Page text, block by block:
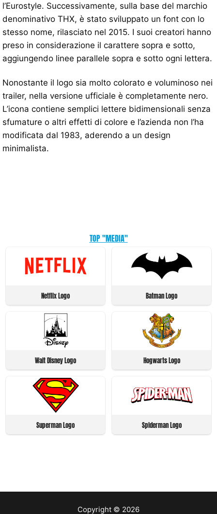
l’Eurostyle. Successivamente, sulla base del marchio
denominativo THX, è stato sviluppato un font con lo
stesso nome, rilasciato nel 2015. I suoi creatori hanno
preso in considerazione il carattere sopra e sotto,
aggiungendo linee parallele sopra e sotto ogni lettera.
Nonostante il logo sia molto colorato e voluminoso nei
trailer, nella versione ufficiale è completamente nero.
L’icona contiene semplici lettere bidimensionali senza
sfumature o altri effetti di colore e l’azienda non l’ha
modificata dal 1983, aderendo a un design
minimalista.
TOP "MEDIA"
Netflix Logo Batman Logo
Walt Disney Logo Hogwarts Logo
Superman Logo Spiderman Logo
Copyright © 2026